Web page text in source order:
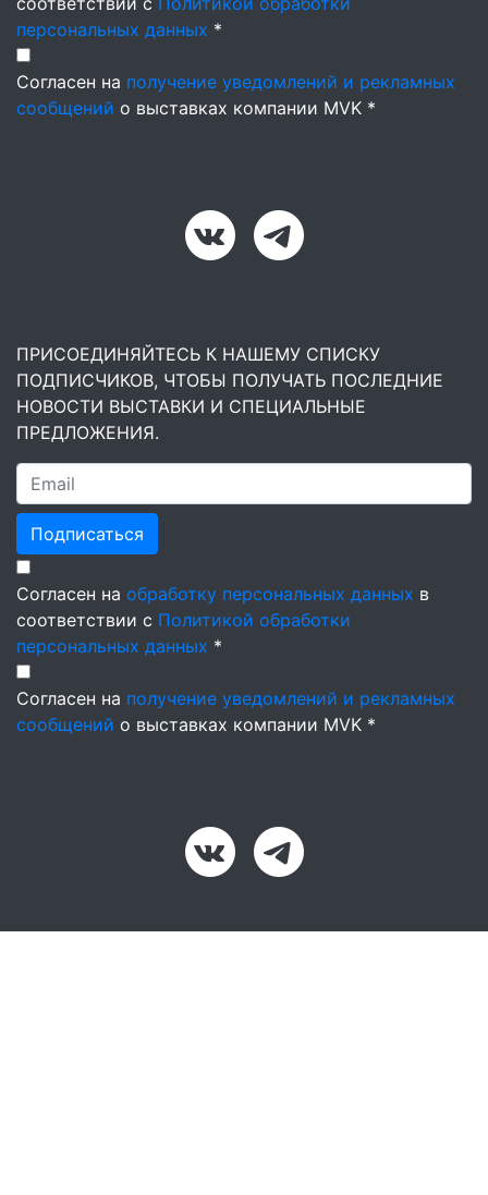
персональных данных *
Согласен на получение уведомлений и рекламных
сообщений о выставках компании MVK *
ПРИСОЕДИНЯЙТЕСЬ К НАШЕМУ СПИСКУ
ПОДПИСЧИКОВ, ЧТОБЫ ПОЛУЧАТЬ ПОСЛЕДНИЕ
НОВОСТИ ВЫСТАВКИ И СПЕЦИАЛЬНЫЕ
ПРЕДЛОЖЕНИЯ.
Подписаться
Согласен на обработку персональных данных в
соответствии с Политикой обработки
персональных данных *
Согласен на получение уведомлений и рекламных
сообщений о выставках компании MVK *